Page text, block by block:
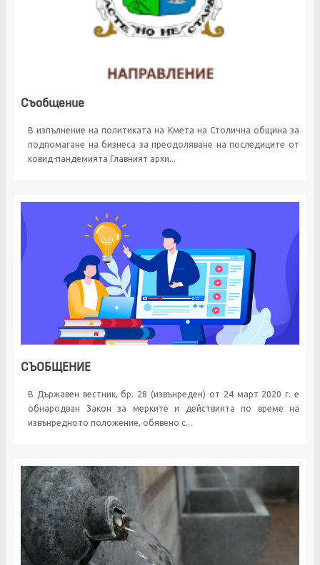
Съобщение
В изпълнение на политиката на Кмета на Столична община за
подпомагане на бизнеса за преодоляване на последиците от
ковид-пандемията Главният архи...
СЪОБЩЕНИЕ
В Държавен вестник, бр. 28 (извънреден) от 24 март 2020 г. е
обнародван Закон за мерките и действията по време на
извънредното положение, обявено с...